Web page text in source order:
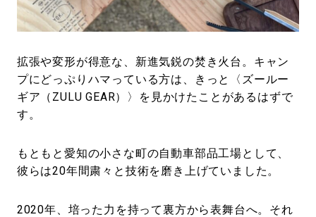
拡張や変形が得意な、新進気鋭の焚き火台。キャン
プにどっぷりハマっている方は、きっと〈ズールー
ギア（ZULU GEAR）〉を見かけたことがあるはずで
す。
もともと愛知の小さな町の自動車部品工場として、
彼らは20年間粛々と技術を磨き上げていました。
2020年、培った力を持って裏方から表舞台へ。それ